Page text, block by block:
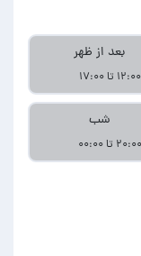
بعد از ظهر
۱۲:۰۰ تا ۱۷:۰۰
شب
۲۰:۰۰ تا ۰۰:۰۰